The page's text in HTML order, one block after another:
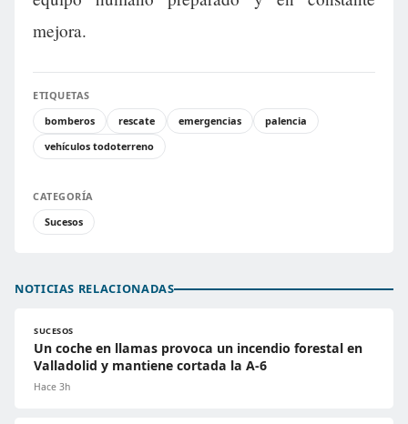
mejora.
ETIQUETAS
bomberos
rescate emergencias
palencia
vehículos todoterreno
CATEGORÍA
Sucesos
NOTICIAS RELACIONADAS
SUCESOS
Un coche en llamas provoca un incendio forestal en
Valladolid y mantiene cortada la A-6
Hace 3h